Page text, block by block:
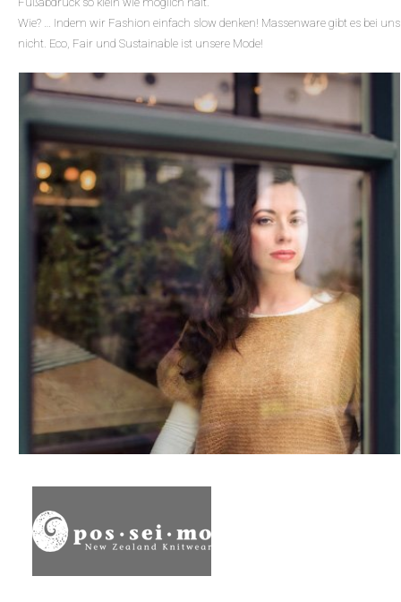
Wie? … Indem wir Fashion einfach slow denken! Massenware gibt es bei uns
nicht. Eco, Fair und Sustainable ist unsere Mode!